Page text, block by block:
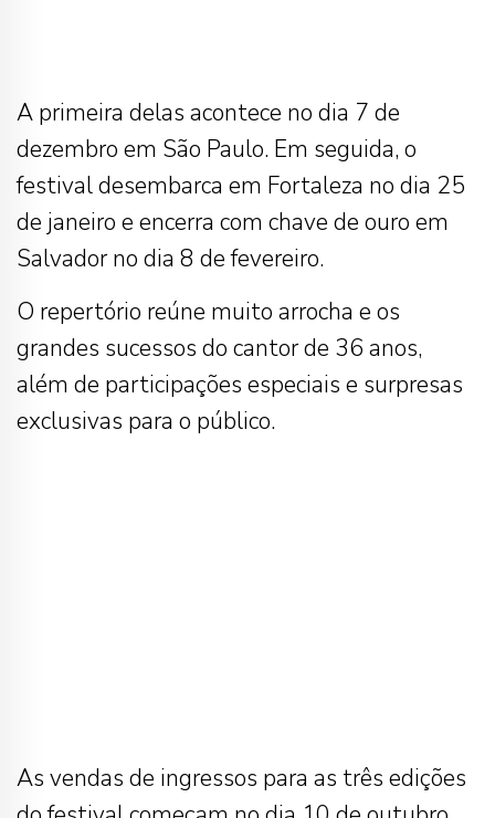
A primeira delas acontece no dia 7 de
dezembro em São Paulo. Em seguida, o
festival desembarca em Fortaleza no dia 25
de janeiro e encerra com chave de ouro em
Salvador no dia 8 de fevereiro.
O repertório reúne muito arrocha e os
grandes sucessos do cantor de 36 anos,
além de participações especiais e surpresas
exclusivas para o público.
As vendas de ingressos para as três edições